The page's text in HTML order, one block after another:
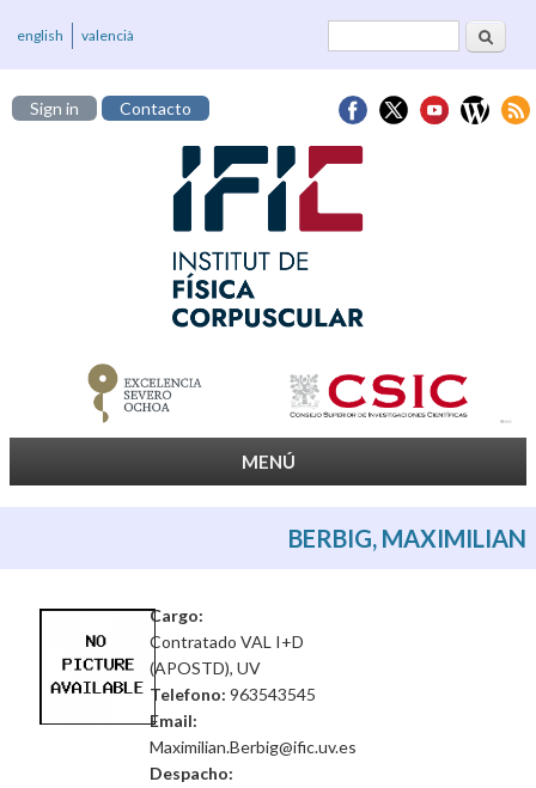
Formulario deBuscar
english valencià
Sign in Contacto
MENÚ
BERBIG, MAXIMILIAN
Cargo:
Contratado VAL I+D
(APOSTD), UV
Telefono: 963543545
Email:
Maximilian.Berbig@ific.uv.es
Despacho: